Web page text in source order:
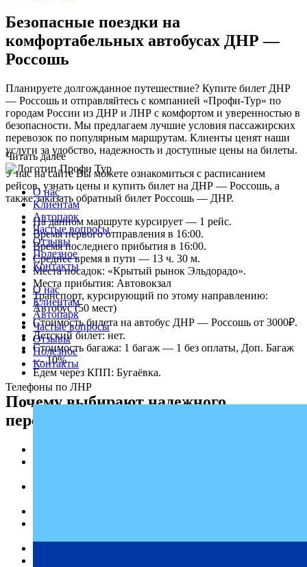
Безопасные поездки на
комфортабельных автобусах ДНР —
Россошь
Планируете долгожданное путешествие? Купите билет ДНР
— Россошь и отправляйтесь с компанией «Профи-Тур» по
городам России из ДНР и ЛНР с комфортом и уверенностью в
безопасности. Мы предлагаем лучшие условия пассажирских
перевозок по популярным маршрутам. Клиенты ценят наши
услуги за удобство, надежность и доступные цены на билеты.
У нас на сайте Вы можете ознакомиться с расписанием
рейсов, узнать цены и купить билет на ДНР — Россошь, а
также заказать обратный билет Россошь — ДНР.
На данном маршруте курсирует — 1 рейс.
Время первого отправления в 16:00.
Время последнего прибытия в 16:00.
Среднее время в пути — 13 ч. 30 м.
Места посадок: «Крытый рынок Эльдорадо».
Места прибытия: Автовокзал
Транспорт, курсирующий по этому направлению:
Автобус (50 мест)
Стоимость билета на автобус ДНР — Россошь от 3000₽.
Детский билет: нет.
Стоимость багажа: 1 багаж — 1 без оплаты, Доп. Багаж
— 10%
Едем через КПП: Бугаёвка.
Почему выбирают надежного
перевозчика «Профи-Тур»
Читать далее
О нас
Клиентам
Автопарк
Частые вопросы
Отзывы
Полезное
Контакты
О нас
Клиентам
Автопарк
Частые вопросы
Отзывы
Полезное
Контакты
Телефоны по ЛНР